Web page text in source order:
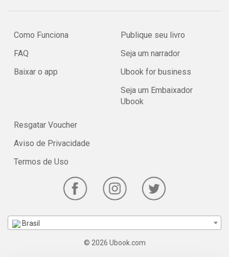
Como Funciona
FAQ
Baixar o app
Publique seu livro
Seja um narrador
Ubook for business
Seja um Embaixador
Ubook
Resgatar Voucher
Aviso de Privacidade
Termos de Uso
Brasil
© 2026 Ubook.com